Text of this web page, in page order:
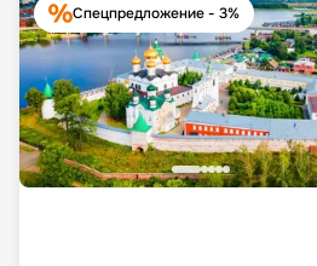
Спецпредложение - 3%